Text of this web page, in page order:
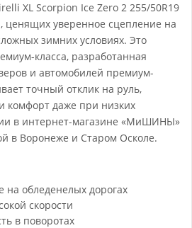
XL Scorpion Ice Zero 2 255/50R19
ценящих уверенное сцепление на
зимних условиях. Это
класса, разработанная
и автомобилей премиум-
точный отклик на руль,
комфорт даже при низких
в интернет-магазине «МиШИНЫ»
в Воронеже и Старом Осколе.
на обледенелых дорогах
скорости
в поворотах